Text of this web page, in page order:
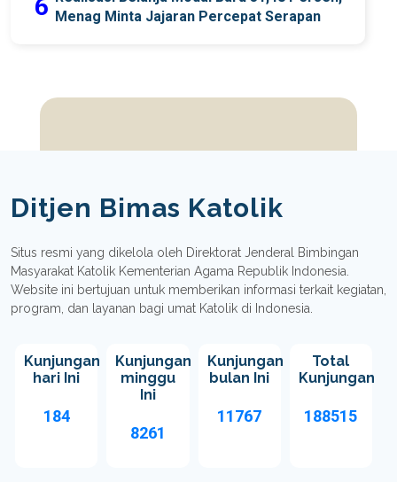
6 Menag Minta Jajaran Percepat Serapan
Ditjen Bimas Katolik
Situs resmi yang dikelola oleh Direktorat Jenderal Bimbingan
Masyarakat Katolik Kementerian Agama Republik Indonesia.
Website ini bertujuan untuk memberikan informasi terkait kegiatan,
program, dan layanan bagi umat Katolik di Indonesia.
Kunjungan
hari Ini
184
Kunjungan
minggu
Ini
8261
Kunjungan
bulan Ini
11767
Total
Kunjungan
188515